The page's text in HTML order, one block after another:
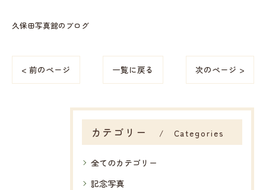
久保田写真館のブログ
< 前のページ 一覧に戻る 次のページ >
カテゴリー Categories
全てのカテゴリー
記念写真